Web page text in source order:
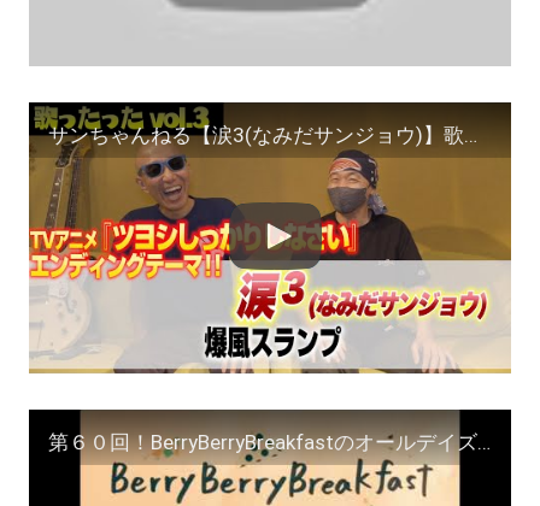
サンちゃんねる【涙3(なみだサンジョウ)】歌ったった！
第６０回！BerryBerryBreakfastのオールデイズ直江津Radio ヨーグルト田中＆DJシューカイ #ラジオエッセイ